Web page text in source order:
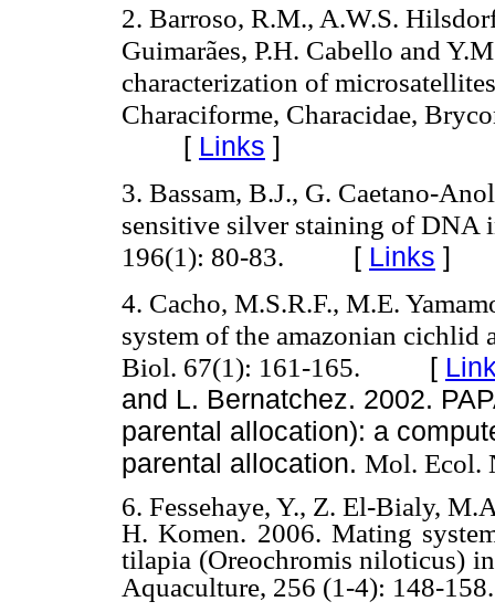
2. Barroso, R.M., A.W.S.
Guimarães, P.H. Cabello and
characterization of
Characiforme, Characidae,
[ Links ]
3. Bassam, B.J., G. Caetano-
sensitive silver staining of DNA
196(1): 80-83.
[ Links ]
4. Cacho, M.S.R.F., M.E.
system of the amazonian
Biol. 67(1): 161-165.
[
and L. Bernatchez. 2002.
parental allocation): a
parental allocation. Mol. Ecol.
6. Fessehaye, Y., Z. El-Bialy,
H. Komen. 2006. Mating
tilapia (Oreochromis niloticus)
Aquaculture, 256 (1-4): 148-158.